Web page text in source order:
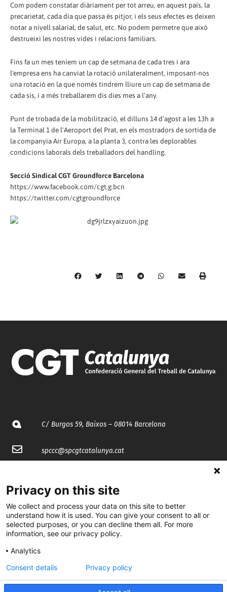
Com podem constatar diàriament per tot arreu, en aquest país, la
precarietat, cada dia que passa és pitjor, i els seus efectes es deixen
notar a nivell salarial, de salut, etc. No podem permetre que això
destrueixi les nostres vides i relacions familiars.
Fins fa un mes teníem un cap de setmana de cada tres i ara
l'empresa ens ha canviat la rotació unilateralment, imposant-nos
una rotació en la que només tindrem lliure un cap de setmana de
cada sis, i a més treballarem dis dies mes a l'any.
Punt de trobada de la mobilització, el dilluns 14 d'agost a les 13h a
la Terminal 1 de l'Aeroport del Prat, en els mostradors de sortida de
la companyia Air Europa, a la planta 3, contra les deplorables
condicions laborals dels treballadors del handling.
Secció Sindical CGT Groundforce Barcelona
https://www.facebook.com/cgt.g.bcn
https://twitter.com/cgtgroundforce
C/ Burgos 59, Baixos – 08014 Barcelona
spccc@spcgtcatalunya.cat
@CGTCatalunya
cgtcatalunya
cgtcatalunya
Privacy on this site
We collect and process your data on this site to better
understand how it is used. You can give your consent to all or
selected purposes, or you can decline them all. For more
information, see our privacy policy.
Analytics
Consent details Privacy policy